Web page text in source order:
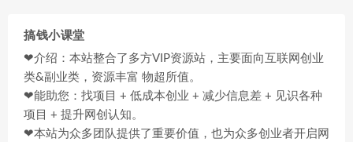
搞钱小课堂
❤介绍：本站整合了多方VIP资源站，主要面向互联网创业
类&副业类，资源丰富 物超所值。
❤能助您：找项目 + 低成本创业 + 减少信息差 + 见识各种
项目 + 提升网创认知。
❤本站为众多团队提供了重要价值，也为众多创业者开启网